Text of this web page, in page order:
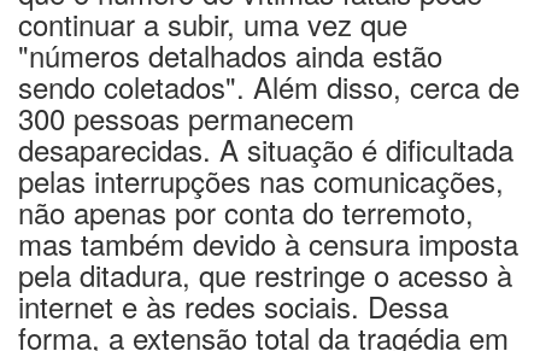
continuar a subir, uma vez que
"números detalhados ainda estão
sendo coletados". Além disso, cerca de
300 pessoas permanecem
desaparecidas. A situação é dificultada
pelas interrupções nas comunicações,
não apenas por conta do terremoto,
mas também devido à censura imposta
pela ditadura, que restringe o acesso à
internet e às redes sociais. Dessa
forma, a extensão total da tragédia em